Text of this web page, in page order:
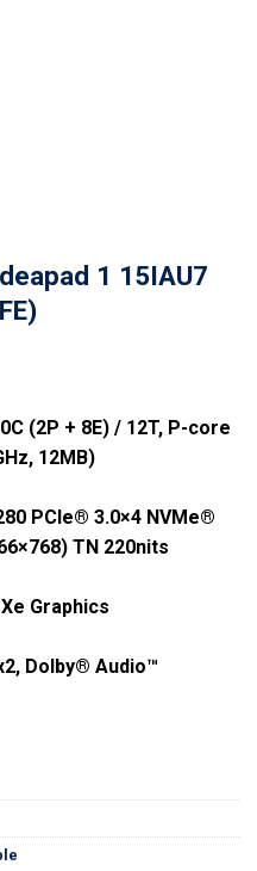
1 15IAU7
(2P + 8E) / 12T, P-core
12MB)
PCIe® 3.0×4 NVMe®
TN 220nits
Graphics
Dolby® Audio™